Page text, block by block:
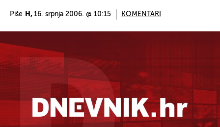
Piše H, 16. srpnja 2006. @ 10:15 KOMENTARI